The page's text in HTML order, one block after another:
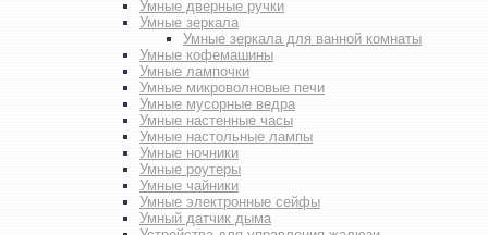
Умные дверные ручки
Умные зеркала
Умные зеркала для ванной комнаты
Умные кофемашины
Умные лампочки
Умные микроволновые печи
Умные мусорные ведра
Умные настенные часы
Умные настольные лампы
Умные ночники
Умные роутеры
Умные чайники
Умные электронные сейфы
Умный датчик дыма